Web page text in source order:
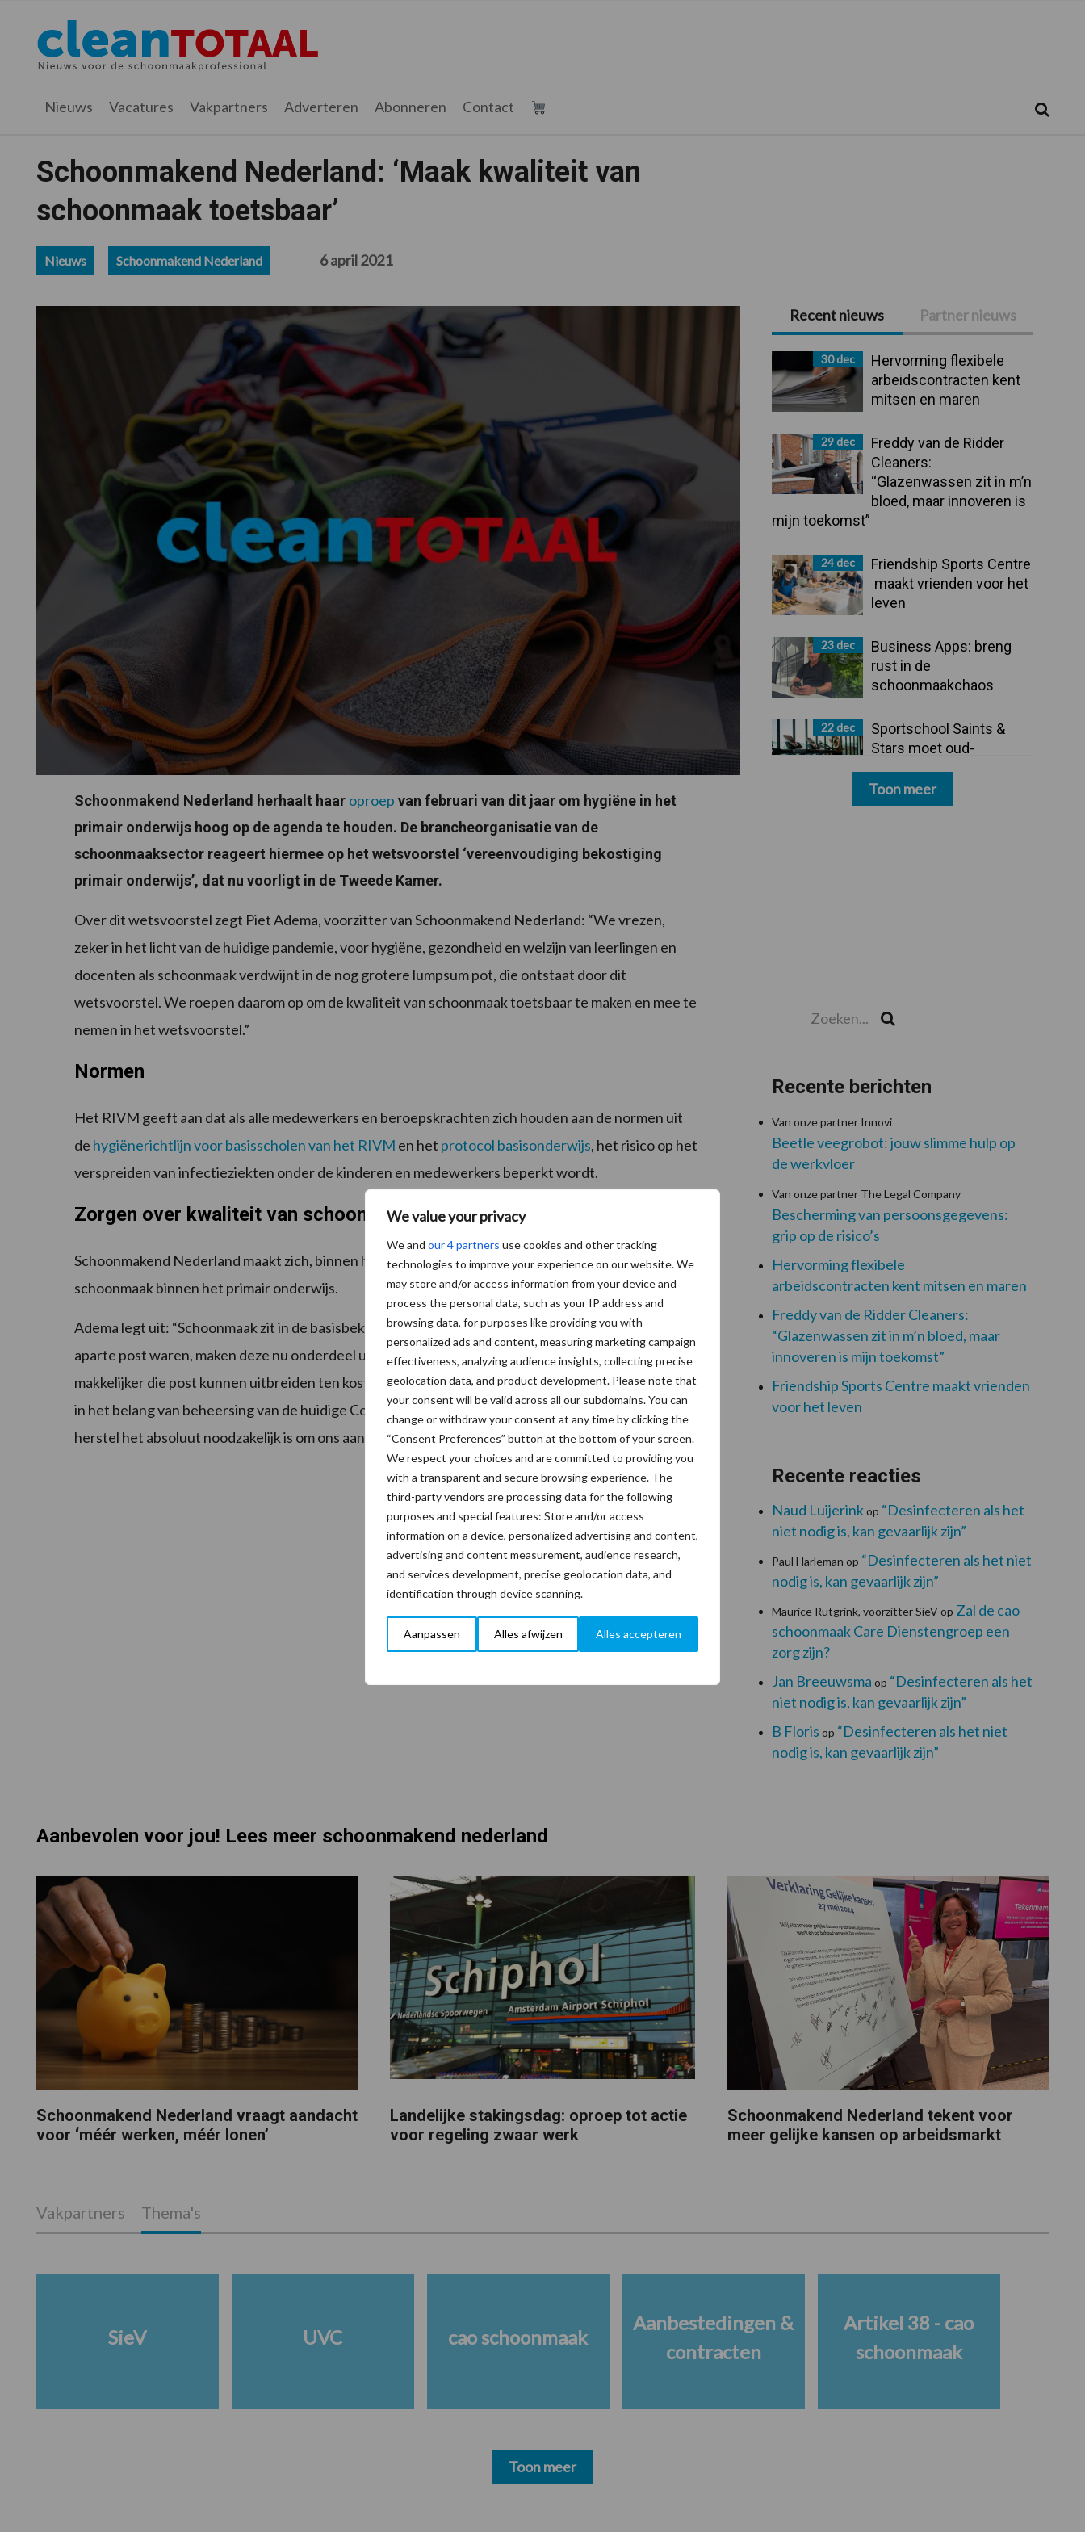
We value your privacy
We and our 4 partners use cookies and other tracking
technologies to improve your experience on our website. We
may store and/or access information from your device and
process the personal data, such as your IP address and
browsing data, for purposes like providing you with
personalized ads and content, measuring marketing campaign
effectiveness, analyzing audience insights, collecting precise
geolocation data, and product development. Please note that
your consent will be valid across all our subdomains. You can
change or withdraw your consent at any time by clicking the
“Consent Preferences” button at the bottom of your screen.
We respect your choices and are committed to providing you
with a transparent and secure browsing experience. The
third-party vendors are processing data for the following
purposes and special features: Store and/or access
information on a device, personalized advertising and content,
advertising and content measurement, audience research,
and services development, precise geolocation data, and
identification through device scanning.
Aanpassen Alles afwijzen Alles accepteren
hoofdnavigatie
hoofd
inhoud
eerste
sidebar
voettekst
Cleantotaal.nl
Het
laatste
voor
professionele
Nieuws Vacatures Vakpartners Adverteren Abonneren Contact
Schoonmakend Nederland: ‘Maak kwaliteit van
schoonmaak toetsbaar’
Nieuws Schoonmakend Nederland 6 april 2021
Schoonmakend Nederland herhaalt haar oproep van februari van dit jaar om hygiëne in het
primair onderwijs hoog op de agenda te houden. De brancheorganisatie van de
schoonmaaksector reageert hiermee op het wetsvoorstel ‘vereenvoudiging bekostiging
primair onderwijs’, dat nu voorligt in de Tweede Kamer.
Over dit wetsvoorstel zegt Piet Adema, voorzitter van Schoonmakend Nederland: “We vrezen,
zeker in het licht van de huidige pandemie, voor hygiëne, gezondheid en welzijn van leerlingen en
docenten als schoonmaak verdwijnt in de nog grotere lumpsum pot, die ontstaat door dit
wetsvoorstel. We roepen daarom op om de kwaliteit van schoonmaak toetsbaar te maken en mee te
nemen in het wetsvoorstel.”
Normen
Het RIVM geeft aan dat als alle medewerkers en beroepskrachten zich houden aan de normen uit
de hygiënerichtlijn voor basisscholen van het RIVM en het protocol basisonderwijs, het risico op het
verspreiden van infectieziekten onder de kinderen en medewerkers beperkt wordt.
Zorgen over kwaliteit van schoonmaak
Schoonmakend Nederland maakt zich, binnen het huidige wetsvoorstel, zorgen over de kwaliteit van
schoonmaak binnen het primair onderwijs.
Adema legt uit: “Schoonmaak zit in de basisbekostiging. Waar voorheen de personele kosten nog een
aparte post waren, maken deze nu onderdeel uit van het geheel en bestaat de vrees dat scholen nog
makkelijker die post kunnen uitbreiden ten koste van uitgaven voor o.a. schoonmaak. Dit terwijl juist
in het belang van beheersing van de huidige Covid-19 pandemie alsmede in de ontwikkeling naar
herstel het absoluut noodzakelijk is om ons aan de strikte (afgesproken) richtlijnen te houden.”
Primaire
Sidebar
Recent nieuws Partner nieuws
30 dec
Hervorming flexibele
arbeidscontracten kent
mitsen en maren
29 dec
Freddy van de Ridder
Cleaners:
“Glazenwassen zit in m’n
bloed, maar innoveren is
mijn toekomst”
24 dec
Friendship Sports Centre
maakt vrienden voor het
leven
23 dec
Business Apps: breng
rust in de
schoonmaakchaos
22 dec
Sportschool Saints &
Stars moet oud-
betalen
Toon meer
Recente berichten
Van onze partner Innovi
Beetle veegrobot: jouw slimme hulp op
de werkvloer
Van onze partner The Legal Company
Bescherming van persoonsgegevens:
grip op de risico’s
Hervorming flexibele
arbeidscontracten kent mitsen en maren
Freddy van de Ridder Cleaners:
“Glazenwassen zit in m’n bloed, maar
innoveren is mijn toekomst”
Friendship Sports Centre maakt vrienden
voor het leven
Recente reacties
Naud Luijerinkop “Desinfecteren als het
niet nodig is, kan gevaarlijk zijn”
Paul Harleman op “Desinfecteren als het niet
nodig is, kan gevaarlijk zijn”
Maurice Rutgrink, voorzitter SieVop Zal de cao
schoonmaak Care Dienstengroep een
zorg zijn?
Jan Breeuwsma op “Desinfecteren als het
niet nodig is, kan gevaarlijk zijn”
B Floris op “Desinfecteren als het niet
nodig is, kan gevaarlijk zijn”
Aanbevolen voor jou! Lees meer schoonmakend nederland
Schoonmakend Nederland vraagt aandacht
voor ‘méér werken, méér lonen’
Landelijke stakingsdag: oproep tot actie
voor regeling zwaar werk
Schoonmakend Nederland tekent voor
meer gelijke kansen op arbeidsmarkt
Vakpartners Thema's
SieV UVC cao schoonmaak
Aanbestedingen &
contracten
Artikel 38 - cao
schoonmaak
Toon meer